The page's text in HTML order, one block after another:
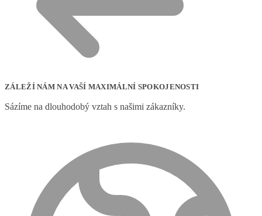
ZÁLEŽÍ NÁM NA VAŠÍ MAXIMÁLNÍ SPOKOJENOSTI
Sázíme na dlouhodobý vztah s našimi zákazníky.